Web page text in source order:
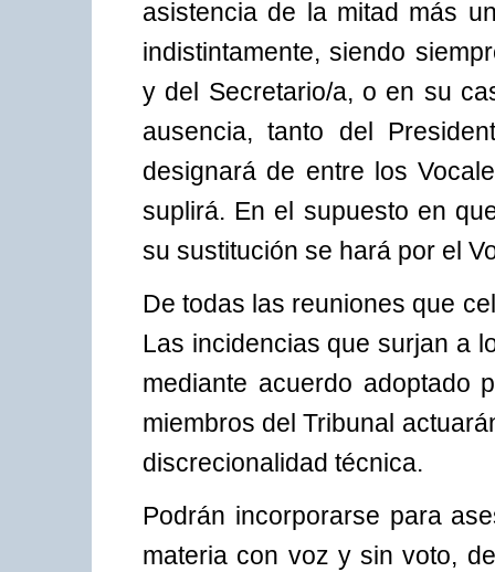
asistencia de la mitad más
indistintamente, siendo
y del Secretario/a, o en su
ausencia, tanto del
designará de entre los
suplirá. En el supuesto en
su sustitución se hará por el
De todas las reuniones que
Las incidencias que surjan a
mediante acuerdo adoptado
miembros del Tribunal
discrecionalidad técnica.
Podrán incorporarse para
materia con voz y sin voto,